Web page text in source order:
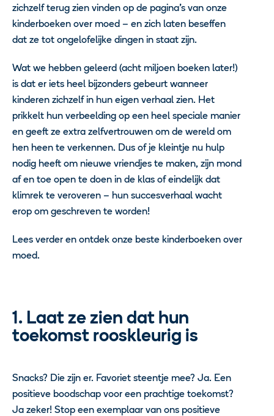
zichzelf terug zien vinden op de pagina’s van onze
kinderboeken over moed – en zich laten beseffen
dat ze tot ongelofelijke dingen in staat zijn.
Wat we hebben geleerd (acht miljoen boeken later!)
is dat er iets heel bijzonders gebeurt wanneer
kinderen zichzelf in hun eigen verhaal zien. Het
prikkelt hun verbeelding op een heel speciale manier
en geeft ze extra zelfvertrouwen om de wereld om
hen heen te verkennen. Dus of je kleintje nu hulp
nodig heeft om nieuwe vriendjes te maken, zijn mond
af en toe open te doen in de klas of eindelijk dat
klimrek te veroveren – hun succesverhaal wacht
erop om geschreven te worden!
Lees verder en ontdek onze beste kinderboeken over
moed.
1. Laat ze zien dat hun
toekomst rooskleurig is
Snacks? Die zijn er. Favoriet steentje mee? Ja. Een
positieve boodschap voor een prachtige toekomst?
Ja zeker! Stop een exemplaar van ons positieve